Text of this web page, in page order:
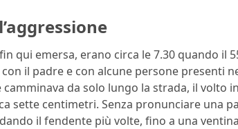
qui emersa, erano circa le 7.30 quando il
il padre e con alcune persone presenti
da solo lungo la strada, il volto
sette centimetri. Senza pronunciare una
il fendente più volte, fino a una